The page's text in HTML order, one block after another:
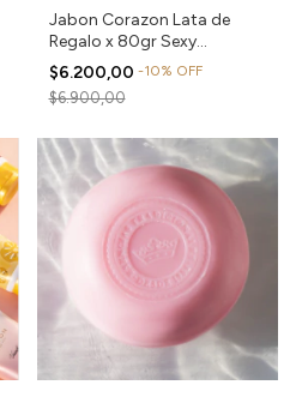
Jabon Corazon Lata de
Regalo x 80gr Sexy
Collection
$6.200,00 -10% OFF
$6.900,00